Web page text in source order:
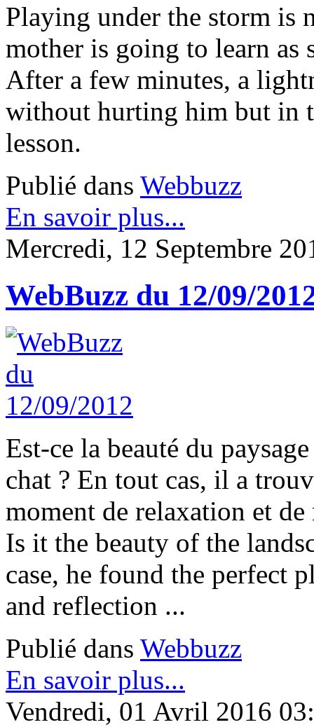
Playing under the storm is
mother is going to learn as
After a few minutes, a
without hurting him but in
lesson.
Publié dans Webbuzz
En savoir plus...
Mercredi, 12 Septembre
WebBuzz du 12/09/
Est-ce la beauté du
chat ? En tout cas, il a
moment de relaxation et
Is it the beauty of the
case, he found the perfect
and reflection ...
Publié dans Webbuzz
En savoir plus...
Vendredi, 01 Avril 2016